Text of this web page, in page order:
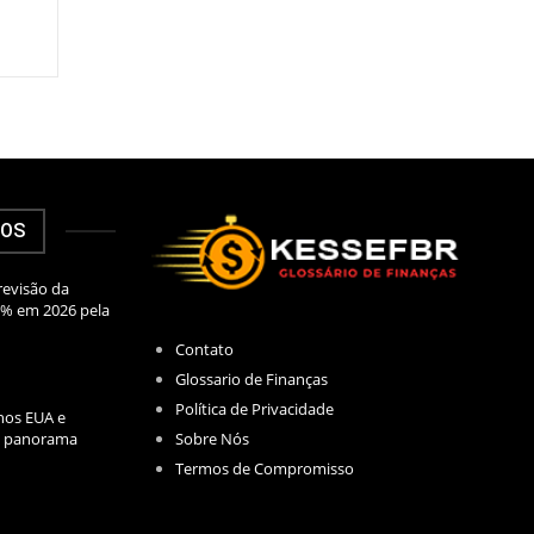
da
em 2026 pela
EUA e
panorama
Contato
Glossario de Finanças
Política de Privacidade
Sobre Nós
Termos de Compromisso